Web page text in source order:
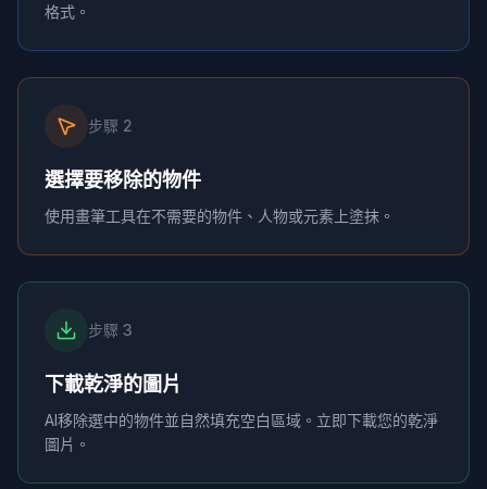
格式。
步驟 2
選擇要移除的物件
使用畫筆工具在不需要的物件、人物或元素上塗抹。
步驟 3
下載乾淨的圖片
AI移除選中的物件並自然填充空白區域。立即下載您的乾淨
圖片。